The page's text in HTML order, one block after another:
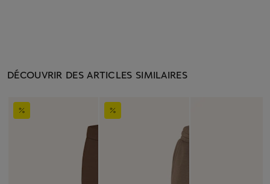
DÉCOUVRIR DES ARTICLES SIMILAIRES